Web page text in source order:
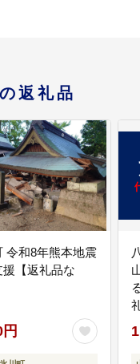
返礼品
令和8年熊本地震
援【返礼品な